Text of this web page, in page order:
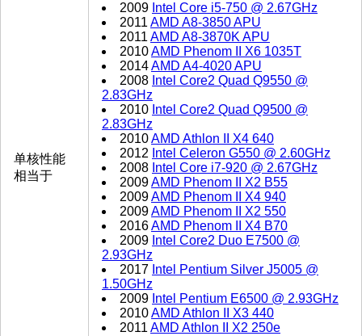
单核性能
相当于
2009 Intel Core i5-750 @ 2.67GHz
2011AMD A8-3850 APU
2011AMD A8-3870K APU
2010AMD Phenom II X6 1035T
2014AMD A4-4020 APU
2008 Intel Core2 Quad Q9550 @
2.83GHz
2010 Intel Core2 Quad Q9500 @
2.83GHz
2010AMD Athlon II X4 640
2012 Intel Celeron G550 @ 2.60GHz
2008 Intel Core i7-920 @ 2.67GHz
2009AMD Phenom II X2 B55
2009AMD Phenom II X4 940
2009AMD Phenom II X2 550
2016AMD Phenom II X4 B70
2009 Intel Core2 Duo E7500 @
2.93GHz
2017 Intel Pentium Silver J5005 @
1.50GHz
2009 Intel Pentium E6500 @ 2.93GHz
2010AMD Athlon II X3 440
2011AMD Athlon II X2 250e